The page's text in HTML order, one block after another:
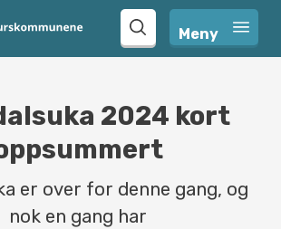
search Meny
2024 kort
er over for denne gang, og
nok en gang har